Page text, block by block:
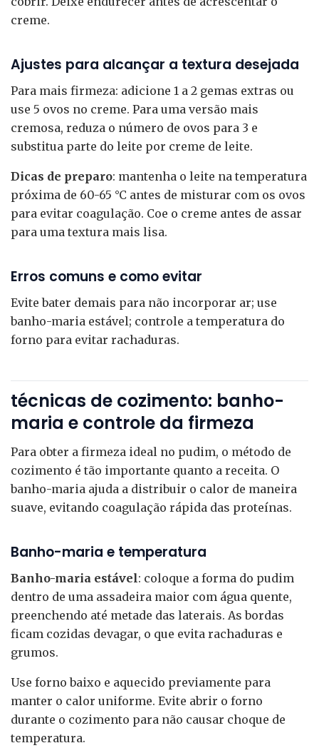
creme.
Ajustes para alcançar a textura desejada
Para mais firmeza: adicione 1 a 2 gemas extras ou
use 5 ovos no creme. Para uma versão mais
cremosa, reduza o número de ovos para 3 e
substitua parte do leite por creme de leite.
Dicas de preparo: mantenha o leite na temperatura
próxima de 60-65 °C antes de misturar com os ovos
para evitar coagulação. Coe o creme antes de assar
para uma textura mais lisa.
Erros comuns e como evitar
Evite bater demais para não incorporar ar; use
banho-maria estável; controle a temperatura do
forno para evitar rachaduras.
técnicas de cozimento: banho-
maria e controle da firmeza
Para obter a firmeza ideal no pudim, o método de
cozimento é tão importante quanto a receita. O
banho-maria ajuda a distribuir o calor de maneira
suave, evitando coagulação rápida das proteínas.
Banho-maria e temperatura
Banho-maria estável: coloque a forma do pudim
dentro de uma assadeira maior com água quente,
preenchendo até metade das laterais. As bordas
ficam cozidas devagar, o que evita rachaduras e
grumos.
Use forno baixo e aquecido previamente para
manter o calor uniforme. Evite abrir o forno
durante o cozimento para não causar choque de
temperatura.